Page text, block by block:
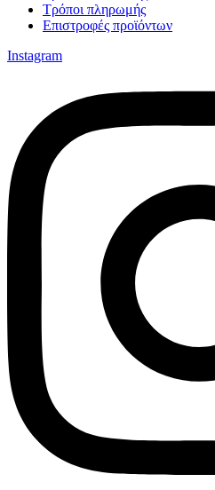
Τρόποι πληρωμής
Επιστροφές προϊόντων
Instagram